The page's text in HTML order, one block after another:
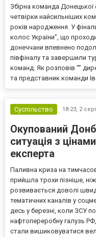
Збірна команда
четвірки найсильніших
років народження. У
колос України”, що
донеччани впевнено
півфіналу та завершили
команд. Як розповів “”
та представник команди
Суспільство 18:23, 2
Окупований
ситуація з
експерта
Паливна криза на
прийшла трохи пізніше,
розвивається доволі
тематичних каналів у
десь у березні, коли ЗСУ
нафтопереробну галузь
стали вишиковуватися